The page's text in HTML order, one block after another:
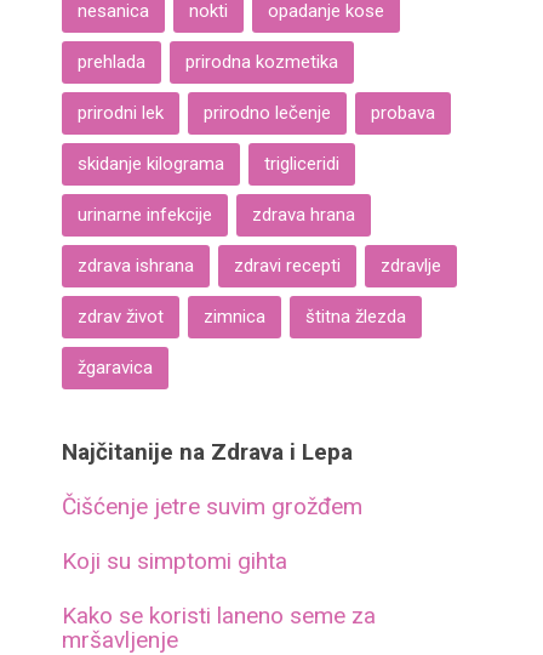
nesanica nokti opadanje kose
prehlada prirodna kozmetika
prirodni lek prirodno lečenje probava
skidanje kilograma trigliceridi
urinarne infekcije zdrava hrana
zdrava ishrana zdravi recepti zdravlje
zdrav život zimnica štitna žlezda
žgaravica
Najčitanije na Zdrava i Lepa
Čišćenje jetre suvim grožđem
Koji su simptomi gihta
Kako se koristi laneno seme za
mršavljenje